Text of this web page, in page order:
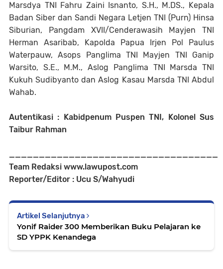
Marsdya TNI Fahru Zaini Isnanto, S.H., M.DS., Kepala
Badan Siber dan Sandi Negara Letjen TNI (Purn) Hinsa
Siburian, Pangdam XVII/Cenderawasih Mayjen TNI
Herman Asaribab, Kapolda Papua Irjen Pol Paulus
Waterpauw, Asops Panglima TNI Mayjen TNI Ganip
Warsito, S.E., M.M., Aslog Panglima TNI Marsda TNI
Kukuh Sudibyanto dan Aslog Kasau Marsda TNI Abdul
Wahab.
Autentikasi : Kabidpenum Puspen TNI, Kolonel Sus
Taibur Rahman
___________________________________
Team Redaksi www.lawupost.com
Reporter/Editor : Ucu S/Wahyudi
Artikel Selanjutnya
Yonif Raider 300 Memberikan Buku Pelajaran ke
SD YPPK Kenandega